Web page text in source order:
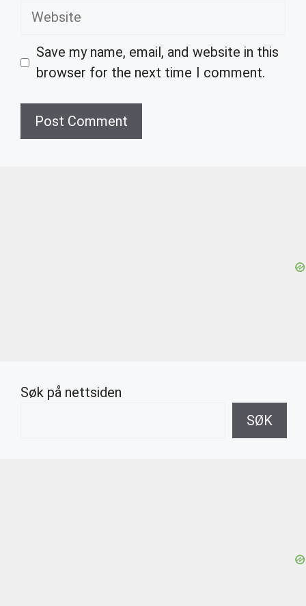
Website
Save my name, email, and website in this
browser for the next time I comment.
Søk på nettsiden
SØK